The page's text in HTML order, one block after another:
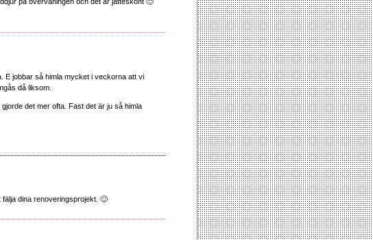
E jobbar så himla mycket i veckorna att vi
då liksom.
det mer ofta. Fast det är ju så himla
dina renoveringsprojekt. 🙂